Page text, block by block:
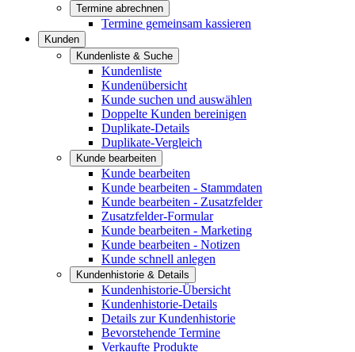
Termine abrechnen
Termine gemeinsam kassieren
Kunden
Kundenliste & Suche
Kundenliste
Kundenübersicht
Kunde suchen und auswählen
Doppelte Kunden bereinigen
Duplikate-Details
Duplikate-Vergleich
Kunde bearbeiten
Kunde bearbeiten
Kunde bearbeiten - Stammdaten
Kunde bearbeiten - Zusatzfelder
Zusatzfelder-Formular
Kunde bearbeiten - Marketing
Kunde bearbeiten - Notizen
Kunde schnell anlegen
Kundenhistorie & Details
Kundenhistorie-Übersicht
Kundenhistorie-Details
Details zur Kundenhistorie
Bevorstehende Termine
Verkaufte Produkte